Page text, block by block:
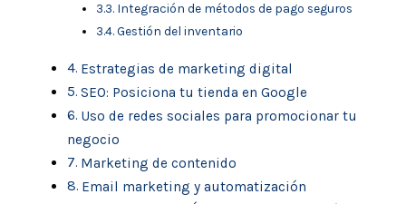
Integración de métodos de pago seguros
Gestión del inventario
Estrategias de marketing digital
SEO: Posiciona tu tienda en Google
Uso de redes sociales para promocionar tu
negocio
Marketing de contenido
Email marketing y automatización